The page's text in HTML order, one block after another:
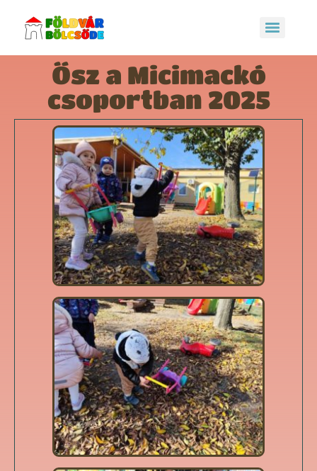
Ősz a Micimackó
csoportban 2025